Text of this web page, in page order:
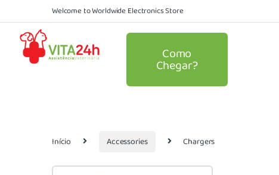
Welcome to Worldwide Electronics Store
Como
Chegar?
Início Accessories Chargers